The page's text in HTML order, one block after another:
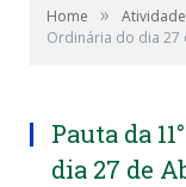
Home »
Ordinária do dia 27
Pauta da
dia 27 de